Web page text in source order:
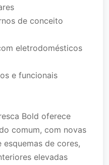
de conceito
eletrodomésticos
e funcionais
Bold oferece
comum, com novas
de cores,
elevadas